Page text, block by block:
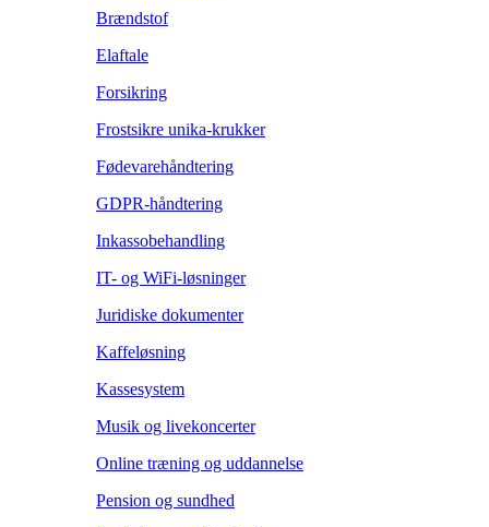
Brændstof
Elaftale
Forsikring
Frostsikre unika-krukker
Fødevarehåndtering
GDPR-håndtering
Inkassobehandling
IT- og WiFi-løsninger
Juridiske dokumenter
Kaffeløsning
Kassesystem
Musik og livekoncerter
Online træning og uddannelse
Pension og sundhed